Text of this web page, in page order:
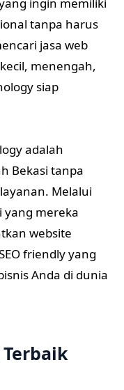
tanpa harus
jasa web
menengah,
siap
adalah
Bekasi tanpa
Melalui
yang mereka
website
friendly yang
Anda di dunia
Terbaik